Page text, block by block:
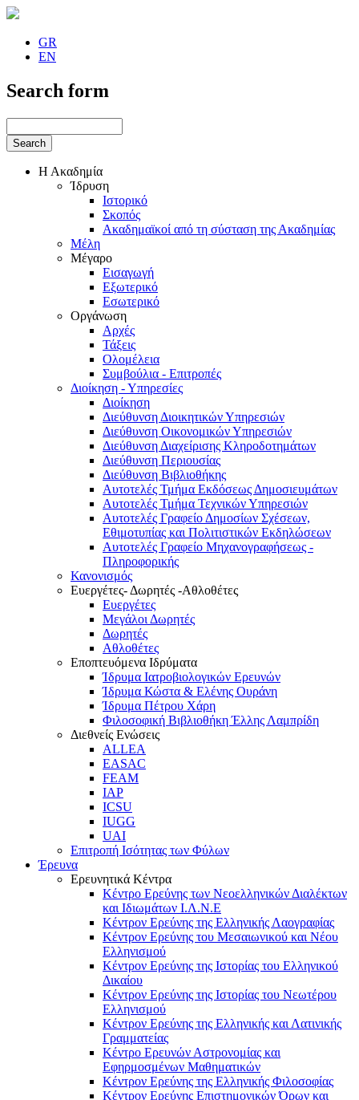
GR
EN
Search form
Η Ακαδημία
Ίδρυση
Ιστορικό
Σκοπός
Ακαδημαϊκοί από τη σύσταση της Ακαδημίας
Μέλη
Μέγαρο
Εισαγωγή
Εξωτερικό
Εσωτερικό
Οργάνωση
Αρχές
Τάξεις
Ολομέλεια
Συμβούλια - Επιτροπές
Διοίκηση - Υπηρεσίες
Διοίκηση
Διεύθυνση Διοικητικών Υπηρεσιών
Διεύθυνση Οικονομικών Υπηρεσιών
Διεύθυνση Διαχείρισης Κληροδοτημάτων
Διεύθυνση Περιουσίας
Διεύθυνση Βιβλιοθήκης
Αυτοτελές Τμήμα Εκδόσεως Δημοσιευμάτων
Αυτοτελές Τμήμα Τεχνικών Υπηρεσιών
Αυτοτελές Γραφείο Δημοσίων Σχέσεων,
Εθιμοτυπίας και Πολιτιστικών Εκδηλώσεων
Αυτοτελές Γραφείο Μηχανογραφήσεως -
Πληροφορικής
Κανονισμός
Ευεργέτες- Δωρητές -Αθλοθέτες
Ευεργέτες
Μεγάλοι Δωρητές
Δωρητές
Αθλοθέτες
Εποπτευόμενα Ιδρύματα
Ίδρυμα Ιατροβιολογικών Ερευνών
Ίδρυμα Κώστα & Ελένης Ουράνη
Ίδρυμα Πέτρου Χάρη
Φιλοσοφική Βιβλιοθήκη Έλλης Λαμπρίδη
Διεθνείς Ενώσεις
ALLEA
EASAC
FEAM
IAP
ICSU
IUGG
UAI
Επιτροπή Ισότητας των Φύλων
Έρευνα
Ερευνητικά Κέντρα
Κέντρο Ερεύνης των Νεοελληνικών Διαλέκτων
και Ιδιωμάτων Ι.Λ.Ν.Ε
Κέντρον Ερεύνης της Ελληνικής Λαογραφίας
Κέντρον Ερεύνης του Μεσαιωνικού και Νέου
Ελληνισμού
Κέντρον Ερεύνης της Ιστορίας του Ελληνικού
Δικαίου
Κέντρον Ερεύνης της Ιστορίας του Νεωτέρου
Ελληνισμού
Κέντρον Ερεύνης της Ελληνικής και Λατινικής
Γραμματείας
Κέντρο Ερευνών Αστρονομίας και
Εφηρμοσμένων Μαθηματικών
Κέντρον Ερεύνης της Ελληνικής Φιλοσοφίας
Κέντρον Ερεύνης Επιστημονικών Όρων και